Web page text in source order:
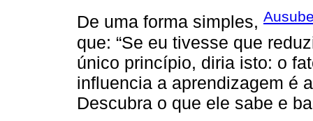
De uma forma simples,
que: “Se eu tivesse que
único princípio, diria isto: o
influencia a aprendizagem é
Descubra o que ele sabe e